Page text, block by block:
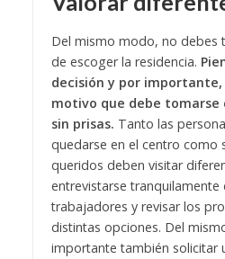
Del mismo modo, no debes
de escoger la residencia.
decisión y por importante,
motivo que debe tomarse
sin prisas. Tanto las
quedarse en el centro como
queridos deben visitar
entrevistarse tranquilamente
trabajadores y revisar los
distintas opciones. Del
importante también solicitar